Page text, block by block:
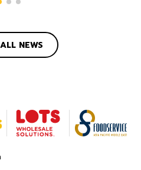
NEWS